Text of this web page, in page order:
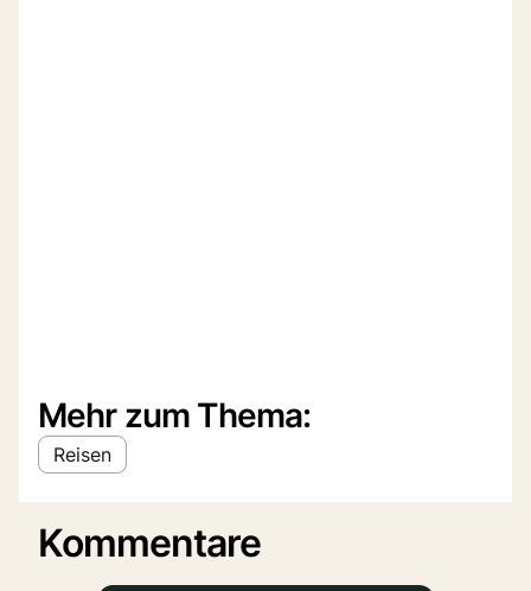
Mehr zum Thema:
Reisen
Kommentare